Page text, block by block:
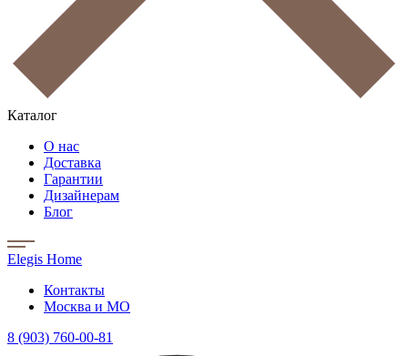
Каталог
О нас
Доставка
Гарантии
Дизайнерам
Блог
Elegis Home
Контакты
Москва и МО
8 (903) 760-00-81